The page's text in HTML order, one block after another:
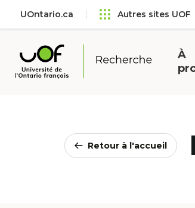
principal
UOntario.ca Autres sites UOF
Université
À
Retour à l'accueil